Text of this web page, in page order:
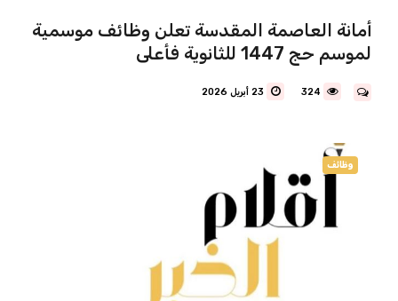
أمانة العاصمة المقدسة تعلن وظائف موسمية
لموسم حج 1447 للثانوية فأعلى
324 23 أبريل 2026
وظائف